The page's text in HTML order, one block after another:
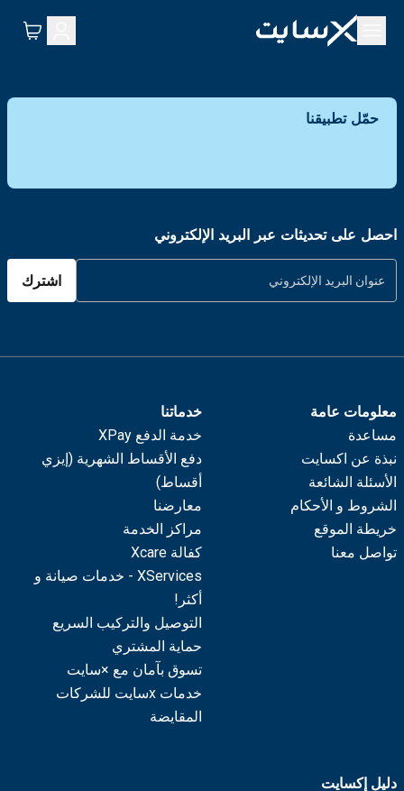
حمّل تطبيقنا
احصل على تحديثات عبر البريد الإلكتروني
اشترك
معلومات عامة
مساعدة
نبذة عن اكسايت
الأسئلة الشائعة
الشروط و الأحكام
خريطة الموقع
تواصل معنا
خدماتنا
خدمة الدفع XPay
دفع الأقساط الشهرية (إيزي
أقساط)
معارضنا
مراكز الخدمة
كفالة Xcare
XServices - خدمات صيانة و
أكثر!
التوصيل والتركيب السريع
حماية المشتري
تسوق بآمان مع ×سايت
خدمات xسايت للشركات
المقايضة
دليل إكسايت